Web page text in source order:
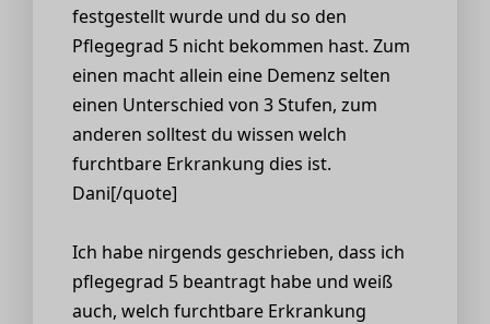
festgestellt wurde und du so den
Pflegegrad 5 nicht bekommen hast. Zum
einen macht allein eine Demenz selten
einen Unterschied von 3 Stufen, zum
anderen solltest du wissen welch
furchtbare Erkrankung dies ist.
Dani[/quote]
Ich habe nirgends geschrieben, dass ich
pflegegrad 5 beantragt habe und weiß
auch, welch furchtbare Erkrankung